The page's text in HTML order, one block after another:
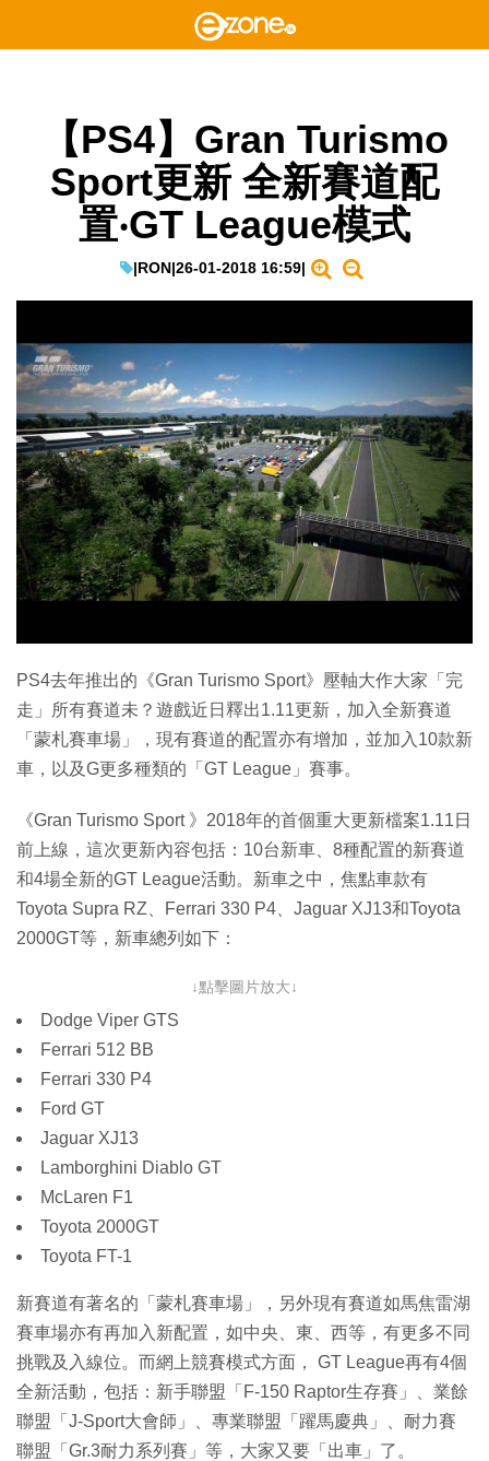
【PS4】Gran Turismo
Sport更新 全新賽道配
置‧GT League模式
|RON|26-01-2018 16:59|
PS4去年推出的《Gran Turismo Sport》壓軸大作大家「完
走」所有賽道未？遊戲近日釋出1.11更新，加入全新賽道
「蒙札賽車場」，現有賽道的配置亦有增加，並加入10款新
車，以及G更多種類的「GT League」賽事。
《Gran Turismo Sport 》2018年的首個重大更新檔案1.11日
前上線，這次更新內容包括：10台新車、8種配置的新賽道
和4場全新的GT League活動。新車之中，焦點車款有
Toyota Supra RZ、Ferrari 330 P4、Jaguar XJ13和Toyota
2000GT等，新車總列如下：
↓點擊圖片放大↓
Dodge Viper GTS
Ferrari 512 BB
Ferrari 330 P4
Ford GT
Jaguar XJ13
Lamborghini Diablo GT
McLaren F1
Toyota 2000GT
Toyota FT-1
新賽道有著名的「蒙札賽車場」，另外現有賽道如馬焦雷湖
賽車場亦有再加入新配置，如中央、東、西等，有更多不同
挑戰及入線位。而網上競賽模式方面， GT League再有4個
全新活動，包括：新手聯盟「F-150 Raptor生存賽」、業餘
聯盟「J-Sport大會師」、專業聯盟「躍馬慶典」、耐力賽
聯盟「Gr.3耐力系列賽」等，大家又要「出車」了。